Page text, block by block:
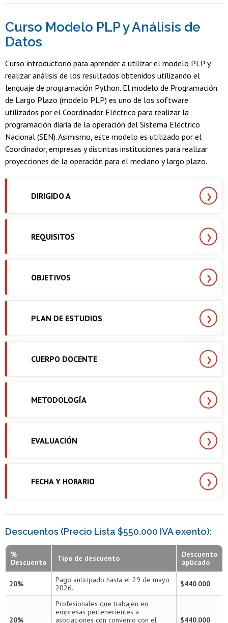
Curso Modelo PLP y Análisis de
Datos
Curso introductorio para aprender a utilizar el modelo PLP y
realizar análisis de los resultados obtenidos utilizando el
lenguaje de programación Python. El modelo de Programación
de Largo Plazo (modelo PLP) es uno de los software
utilizados por el Coordinador Eléctrico para realizar la
programación diaria de la operación del Sistema Eléctrico
Nacional (SEN). Asimismo, este modelo es utilizado por el
Coordinador, empresas y distintas instituciones para realizar
proyecciones de la operación para el mediano y largo plazo.
DIRIGIDO A
REQUISITOS
OBJETIVOS
PLAN DE ESTUDIOS
CUERPO DOCENTE
METODOLOGÍA
EVALUACIÓN
FECHA Y HORARIO
Descuentos (Precio Lista $550.000 IVA exento):
%
Descuento
Tipo de descuento
Descuento
aplicado
20%
Pago anticipado hasta el 29 de mayo
2026.
$440.000
20%
Profesionales que trabajen en
empresas pertenecientes a
asociaciones con convenio con el
$440.000